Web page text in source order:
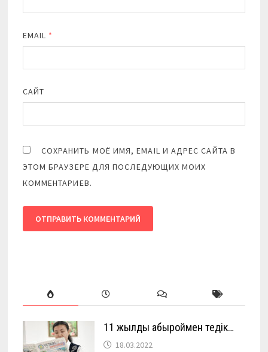
EMAIL *
САЙТ
СОХРАНИТЬ МОЁ ИМЯ, EMAIL И АДРЕС САЙТА В
ЭТОМ БРАУЗЕРЕ ДЛЯ ПОСЛЕДУЮЩИХ МОИХ
КОММЕНТАРИЕВ.
11 жылды абыроймен өтедік…
18.03.2022